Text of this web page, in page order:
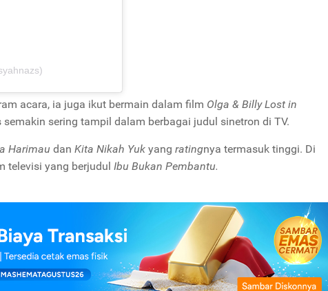
acara, ia juga ikut bermain dalam film Olga & Billy Lost in
sering tampil dalam berbagai judul sinetron di TV.
Harimau dan Kita Nikah Yuk yang ratingnya termasuk tinggi. Di
televisi yang berjudul Ibu Bukan Pembantu.